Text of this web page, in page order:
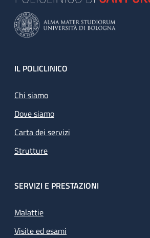
Footer
IL POLICLINICO
Chi siamo
Dove siamo
Carta dei servizi
Strutture
SERVIZI E PRESTAZIONI
Malattie
Visite ed esami